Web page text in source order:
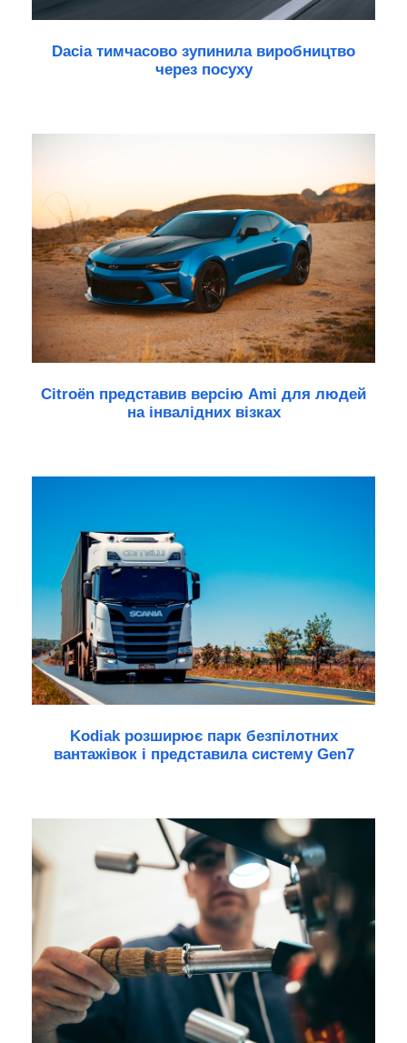
Dacia тимчасово зупинила виробництво
через посуху
Citroën представив версію Ami для людей
на інвалідних візках
Kodiak розширює парк безпілотних
вантажівок і представила систему Gen7